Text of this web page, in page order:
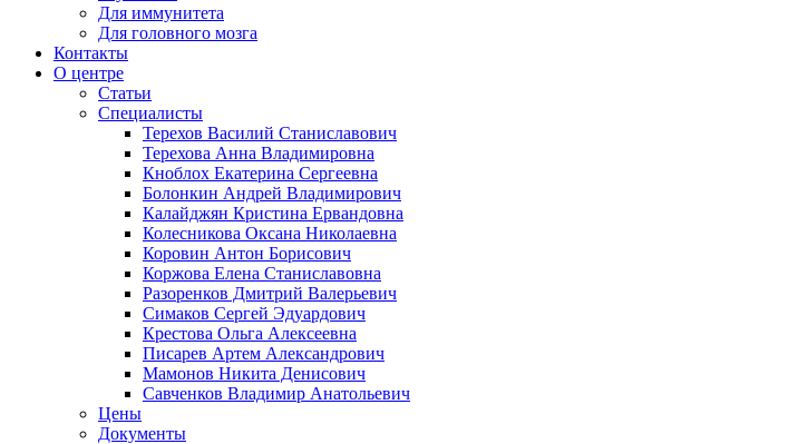
Для иммунитета
Для головного мозга
Контакты
О центре
Статьи
Специалисты
Терехов Василий Станиславович
Терехова Анна Владимировна
Кноблох Екатерина Сергеевна
Болонкин Андрей Владимирович
Калайджян Кристина Ервандовна
Колесникова Оксана Николаевна
Коровин Антон Борисович
Коржова Елена Станиславовна
Разоренков Дмитрий Валерьевич
Симаков Сергей Эдуардович
Крестова Ольга Алексеевна
Писарев Артем Александрович
Мамонов Никита Денисович
Савченков Владимир Анатольевич
Цены
Документы